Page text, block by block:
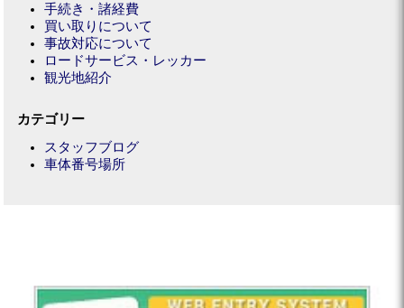
手続き・諸経費
買い取りについて
事故対応について
ロードサービス・レッカー
観光地紹介
カテゴリー
スタッフブログ
車体番号場所